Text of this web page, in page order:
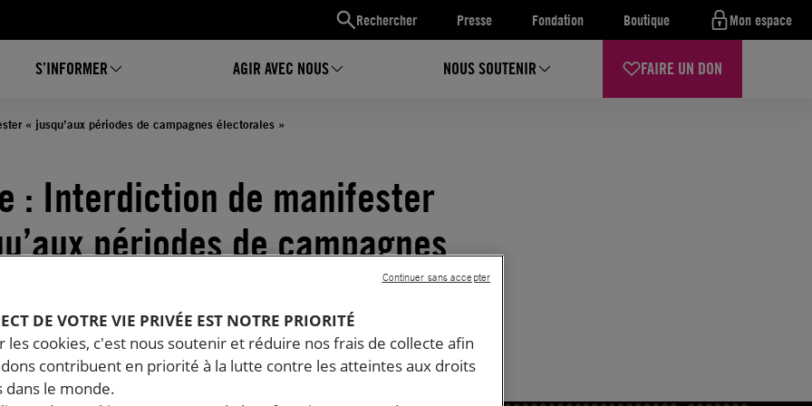
Rechercher Presse Fondation Boutique Mon espace
S’INFORMER AGIR AVEC NOUS NOUS SOUTENIR FAIRE UN DON
« jusqu’aux périodes de campagnes électorales »
: Interdiction de manifester
périodes de campagnes
| Mis à jour le17.05.2022
Temps de lecture estimé : 2 minutes
DE MANIFESTER
DE VOTRE VIE PRIVÉE EST NOTRE PRIORITÉ
les cookies, c'est nous soutenir et réduire nos frais de collecte afin
contribuent en priorité à la lutte contre les atteintes aux droits
dans le monde.
Continuer sans accepter